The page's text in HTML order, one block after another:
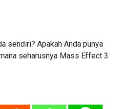
sendiri? Apakah Anda punya
seharusnya Mass Effect 3